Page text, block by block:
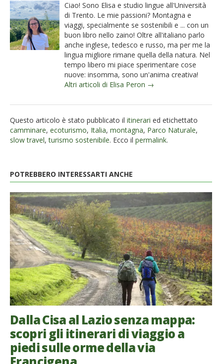
Ciao! Sono Elisa e studio lingue all'Università
di Trento. Le mie passioni? Montagna e
viaggi, specialmente se sostenibili e ... con un
buon libro nello zaino! Oltre all'italiano parlo
anche inglese, tedesco e russo, ma per me la
lingua migliore rimane quella della natura. Nel
tempo libero mi piace sperimentare cose
nuove: insomma, sono un'anima creativa!
Altri articoli di Elisa Peron →
Questo articolo è stato pubblicato il itinerari ed etichettato
camminare, ecoturismo, Italia, montagna, Parco Naturale,
slow travel,turismo sostenibile. Ecco il permalink.
POTREBBERO INTERESSARTI ANCHE
Dalla Cisa al Lazio senza mappa:
scopri gli itinerari di viaggio a
piedi sulle orme della via